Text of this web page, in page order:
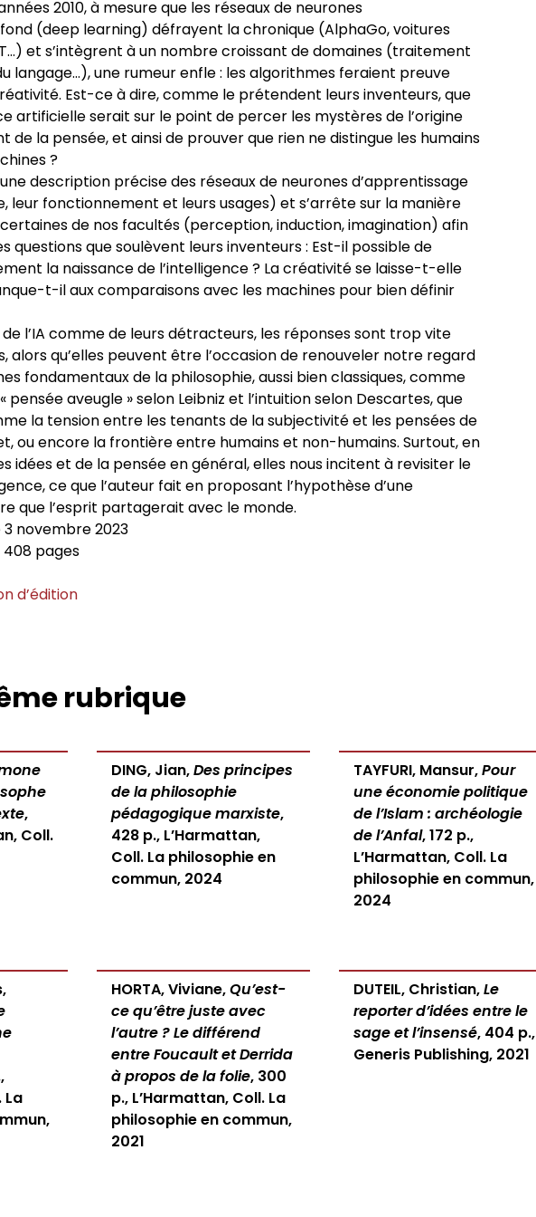
2010, à mesure que les réseaux de neurones
(deep learning) défrayent la chronique (AlphaGo, voitures
et s’intègrent à un nombre croissant de domaines (traitement
langage…), une rumeur enfle : les algorithmes feraient preuve
Est-ce à dire, comme le prétendent leurs inventeurs, que
artificielle serait sur le point de percer les mystères de l’origine
de la pensée, et ainsi de prouver que rien ne distingue les humains
?
description précise des réseaux de neurones d’apprentissage
leur fonctionnement et leurs usages) et s’arrête sur la manière
de nos facultés (perception, induction, imagination) afin
questions que soulèvent leurs inventeurs : Est-il possible de
la naissance de l’intelligence ? La créativité se laisse-t-elle
t-il aux comparaisons avec les machines pour bien définir
l’IA comme de leurs détracteurs, les réponses sont trop vite
alors qu’elles peuvent être l’occasion de renouveler notre regard
fondamentaux de la philosophie, aussi bien classiques, comme
pensée aveugle » selon Leibniz et l’intuition selon Descartes, que
la tension entre les tenants de la subjectivité et les pensées de
ou encore la frontière entre humains et non-humains. Surtout, en
idées et de la pensée en général, elles nous incitent à revisiter le
ce que l’auteur fait en proposant l’hypothèse d’une
que l’esprit partagerait avec le monde.
novembre 2023
408 pages
d’édition
rubrique
,
Coll.
DING, Jian,Des principes
de la philosophie
pédagogique marxiste,
428 p., L’Harmattan,
Coll. La philosophie en
commun, 2024
TAYFURI, Mansur,Pour
une économie politique
de l’Islam : archéologie
de l’Anfal, 172 p.,
L’Harmattan, Coll. La
philosophie en commun,
2024
La
HORTA, Viviane,Qu’est-
ce qu’être juste avec
l’autre ? Le différend
entre Foucault et Derrida
à propos de la folie, 300
p., L’Harmattan, Coll. La
philosophie en commun,
2021
DUTEIL, Christian,Le
reporter d’idées entre le
sage et l’insensé, 404 p.,
Generis Publishing, 2021